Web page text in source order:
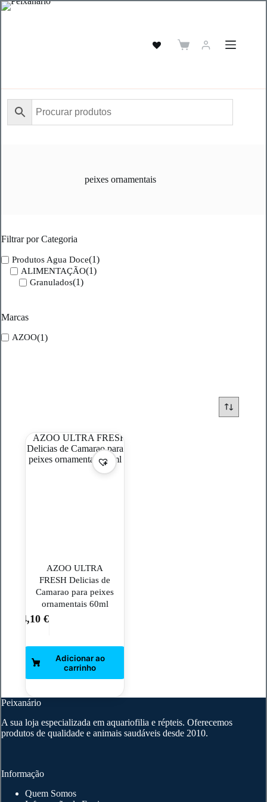
Pular
Carrinho
peixes ornamentais
AZOO ULTRA
FRESH Delicias de
Camarao para peixes
ornamentais 60ml
4,10 €
Filtrar por Categoria
Produtos Agua Doce(1)
ALIMENTAÇÃO(1)
Granulados(1)
Marcas
AZOO(1)
Peixanário
A sua loja especializada em aquariofilia e répteis. Oferecemos
produtos de qualidade e animais saudáveis desde 2010.
Informação
Quem Somos